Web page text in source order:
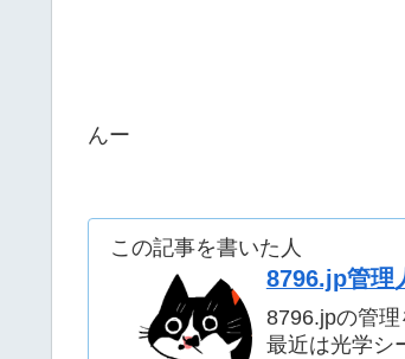
んー
この記事を書いた人
8796.jp管理
8796.jpの管理
最近は光学シ